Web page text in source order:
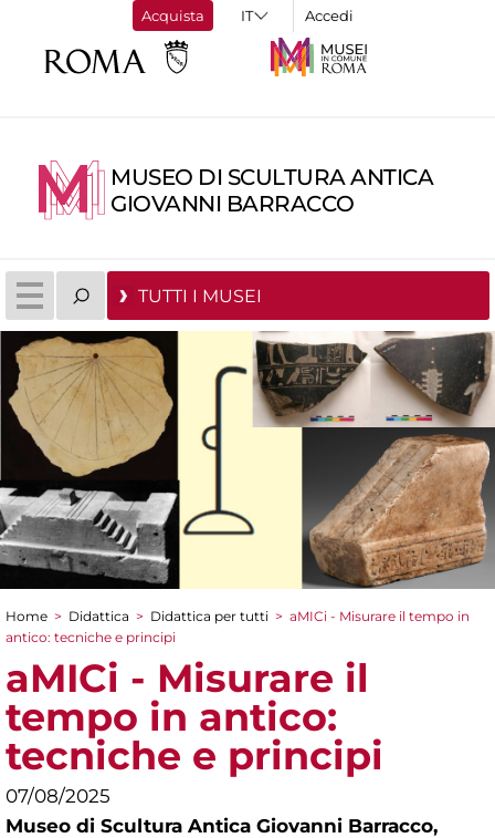
Acquista Accedi
MUSEO DI SCULTURA ANTICA
GIOVANNI BARRACCO
TUTTI I MUSEI
Tu sei qui
Home > Didattica > Didattica per tutti > aMICi - Misurare il tempo in
antico: tecniche e principi
aMICi - Misurare il
tempo in antico:
tecniche e principi
07/08/2025
Museo di Scultura Antica Giovanni Barracco,